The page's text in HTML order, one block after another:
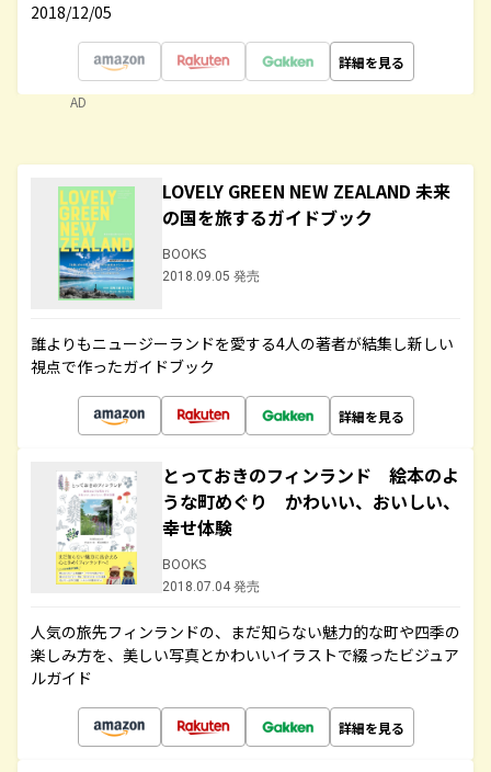
2018/12/05
詳細を見る
AD
LOVELY GREEN NEW ZEALAND 未来
の国を旅するガイドブック
BOOKS
2018.09.05 発売
誰よりもニュージーランドを愛する4人の著者が結集し新しい
視点で作ったガイドブック
詳細を見る
とっておきのフィンランド 絵本のよ
うな町めぐり かわいい、おいしい、
幸せ体験
BOOKS
2018.07.04 発売
人気の旅先フィンランドの、まだ知らない魅力的な町や四季の
楽しみ方を、美しい写真とかわいいイラストで綴ったビジュア
ルガイド
詳細を見る